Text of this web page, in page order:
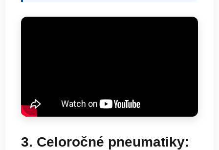
3. Celoročné pneumatiky: